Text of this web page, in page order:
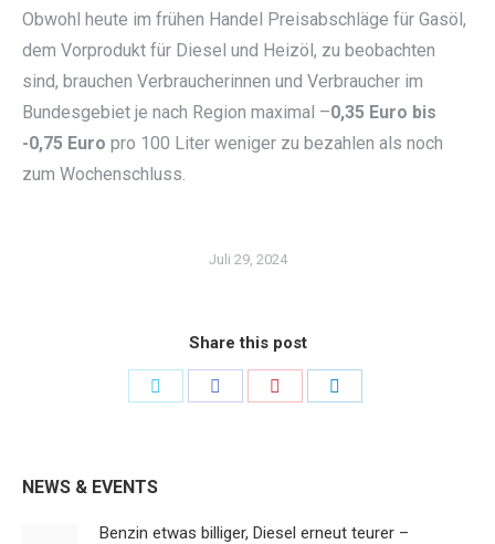
Obwohl heute im frühen Handel Preisabschläge für Gasöl,
dem Vorprodukt für Diesel und Heizöl, zu beobachten
sind, brauchen Verbraucherinnen und Verbraucher im
Bundesgebiet je nach Region maximal –0,35 Euro bis
-0,75 Euro pro 100 Liter weniger zu bezahlen als noch
zum Wochenschluss.
Juli 29, 2024
Share this post
NEWS & EVENTS
Benzin etwas billiger, Diesel erneut teurer –